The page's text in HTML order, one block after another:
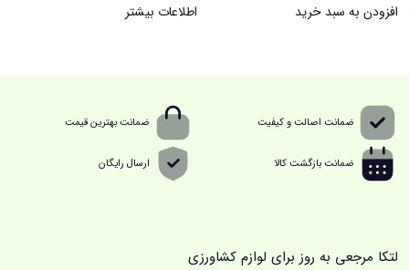
افزودن به سبد خرید اطلاعات بیشتر
ضمانت اصالت و کیفیت ضمانت بهترین قیمت
ضمانت بازگشت کالا ارسال رایگان
لتکا مرجعی به روز برای لوازم کشاورزی